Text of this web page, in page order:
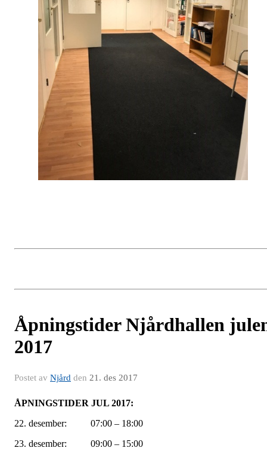
Åpningstider Njårdhallen
2017
Postet av Njård den 21. des 2017
ÅPNINGSTIDER JUL 2017:
22. desember: 07:00 – 18:00
23. desember: 09:00 – 15:00